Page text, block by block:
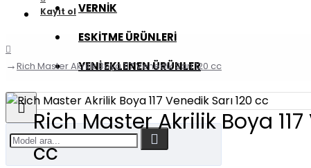
VERNİK
ESKİTME ÜRÜNLERİ
YENI EKLENEN ÜRÜNLER
Kayıt ol
Rich Master Akrilik Boya 117 Venedik Sarı 120 cc
Rich Master Akrilik Boya 117
cc